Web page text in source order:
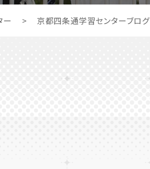
ー > 京都四条通学習センターブログ